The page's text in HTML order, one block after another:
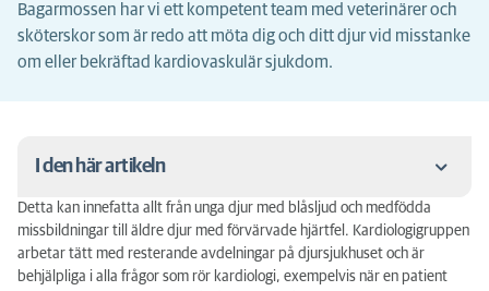
Bagarmossen har vi ett kompetent team med veterinärer och
sköterskor som är redo att möta dig och ditt djur vid misstanke
om eller bekräftad kardiovaskulär sjukdom.
I den här artikeln
Våra diagnostiska möjligheter
Avelsundersökningar
Detta kan innefatta allt från unga djur med blåsljud och medfödda
missbildningar till äldre djur med förvärvade hjärtfel. Kardiologigruppen
arbetar tätt med resterande avdelningar på djursjukhuset och är
behjälpliga i alla frågor som rör kardiologi, exempelvis när en patient